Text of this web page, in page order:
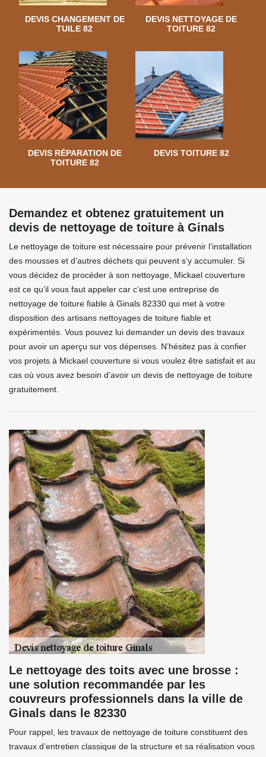
DEVIS CHANGEMENT DE
TUILE 82
DEVIS NETTOYAGE DE
TOITURE 82
DEVIS RÉPARATION DE
TOITURE 82
DEVIS TOITURE 82
Demandez et obtenez gratuitement un
devis de nettoyage de toiture à Ginals
Le nettoyage de toiture est nécessaire pour prévenir l’installation
des mousses et d’autres déchets qui peuvent s’y accumuler. Si
vous décidez de procéder à son nettoyage, Mickael couverture
est ce qu’il vous faut appeler car c’est une entreprise de
nettoyage de toiture fiable à Ginals 82330 qui met à votre
disposition des artisans nettoyages de toiture fiable et
expérimentés. Vous pouvez lui demander un devis des travaux
pour avoir un aperçu sur vos dépenses. N’hésitez pas à confier
vos projets à Mickael couverture si vous voulez être satisfait et au
cas où vous avez besoin d’avoir un devis de nettoyage de toiture
gratuitement.
Le nettoyage des toits avec une brosse :
une solution recommandée par les
couvreurs professionnels dans la ville de
Ginals dans le 82330
Pour rappel, les travaux de nettoyage de toiture constituent des
travaux d’entretien classique de la structure et sa réalisation vous